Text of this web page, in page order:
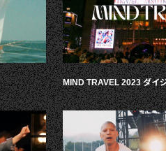
MIND TRAVEL 2023 ダイ